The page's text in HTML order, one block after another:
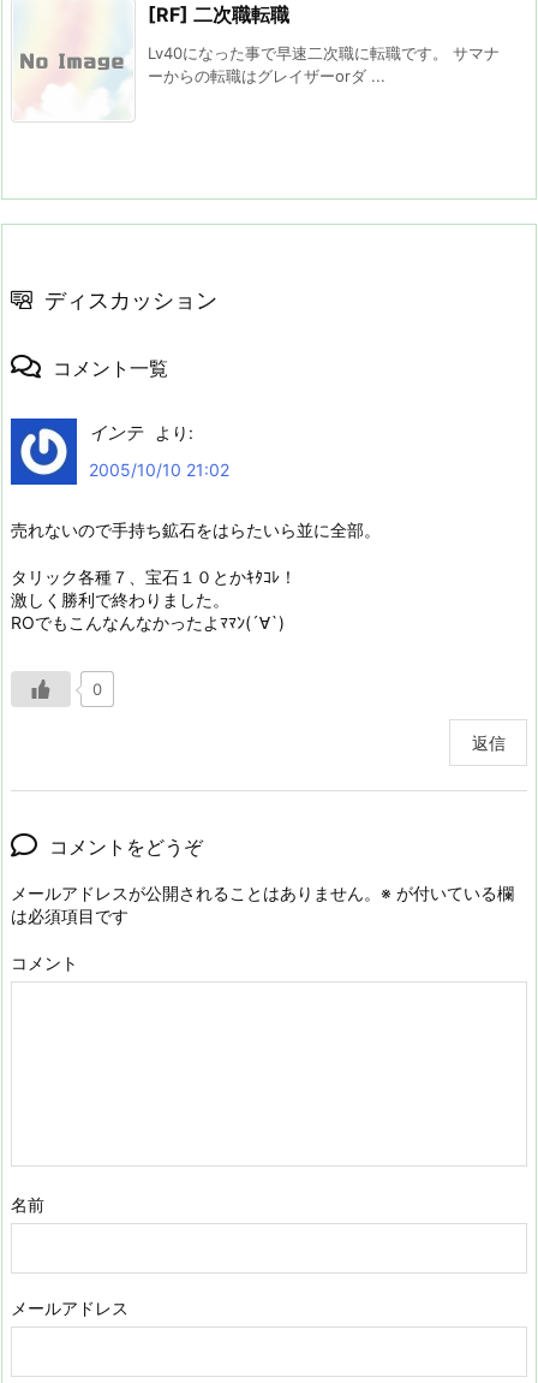
[RF] 二次職転職
Lv40になった事で早速二次職に転職です。 サマナ
ーからの転職はグレイザーorダ ...
ディスカッション
コメント一覧
インテ
より:
2005/10/10 21:02
売れないので手持ち鉱石をはらたいら並に全部。
タリック各種７、宝石１０とかｷﾀｺﾚ！
激しく勝利で終わりました。
ROでもこんなんなかったよﾏﾏﾝ(´∀`)
0
返信
コメントをどうぞ
メールアドレスが公開されることはありません。 ※ が付いている欄
は必須項目です
コメント
名前
メールアドレス